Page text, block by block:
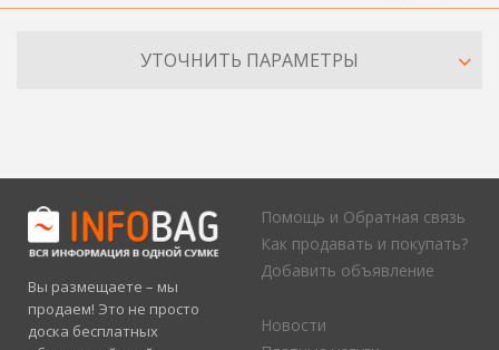
УТОЧНИТЬ ПАРАМЕТРЫ
Вы размещаете – мы
продаем! Это не просто
доска бесплатных
Помощь и Обратная связь
Как продавать и покупать?
Добавить объявление
Новости